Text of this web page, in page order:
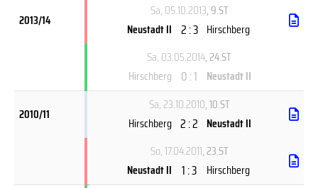
2013/14
Sa, 05.10.2013, 9.ST
Neustadt II 2 : 3 Hirschberg
Sa, 03.05.2014, 24.ST
Hirschberg 0 : 1 Neustadt II
2010/11
Sa, 23.10.2010, 10.ST
Hirschberg 2 : 2 Neustadt II
So, 17.04.2011, 23.ST
Neustadt II 1 : 3 Hirschberg